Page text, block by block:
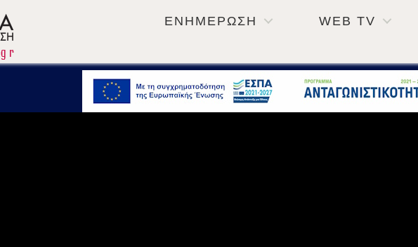
ΕΝΗΜΕΡΩΣΗ WEB TV